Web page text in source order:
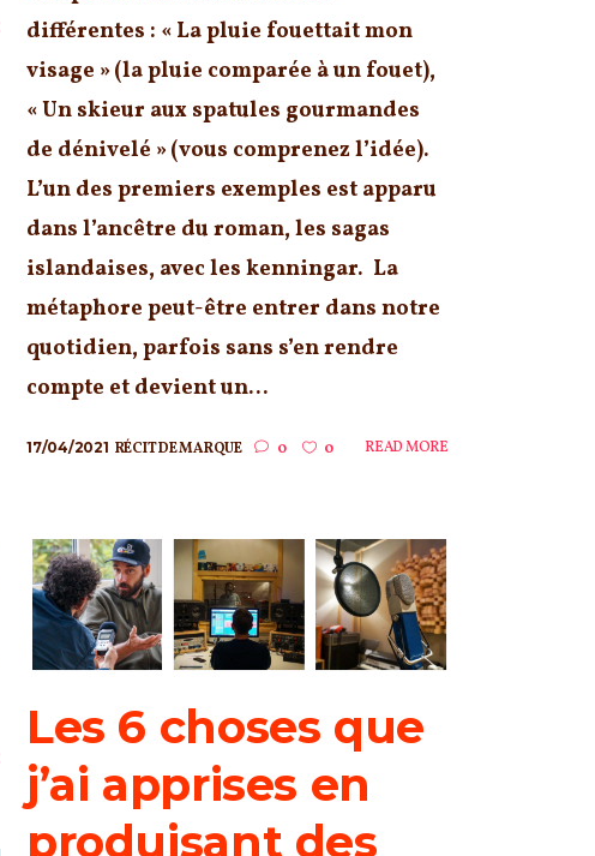
différentes : « La pluie fouettait mon
visage » (la pluie comparée à un fouet),
« Un skieur aux spatules gourmandes
de dénivelé » (vous comprenez l’idée).
L’un des premiers exemples est apparu
dans l’ancêtre du roman, les sagas
islandaises, avec les kenningar. La
métaphore peut-être entrer dans notre
quotidien, parfois sans s’en rendre
compte et devient un...
17/04/2021 RÉCIT DE MARQUE 0 0 READ MORE
Les 6 choses que
j’ai apprises en
produisant des